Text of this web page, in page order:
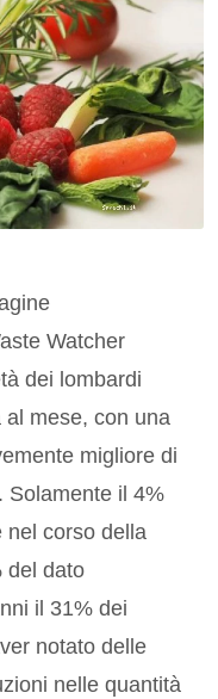
Watcher
dei lombardi
al mese, con una
migliore di
Solamente il 4%
nel corso della
del dato
il 31% dei
notato delle
nelle quantità